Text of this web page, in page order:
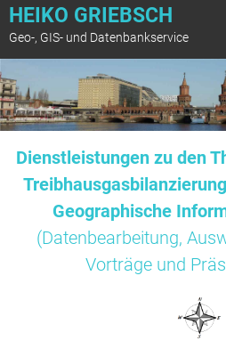
Zum
springen
HEIKO GRIEBSCH
Geo-, GIS- und Datenbankservice
Dienstleistungen zu den
Geographische
(Datenbearbeitung,
Vorträge und